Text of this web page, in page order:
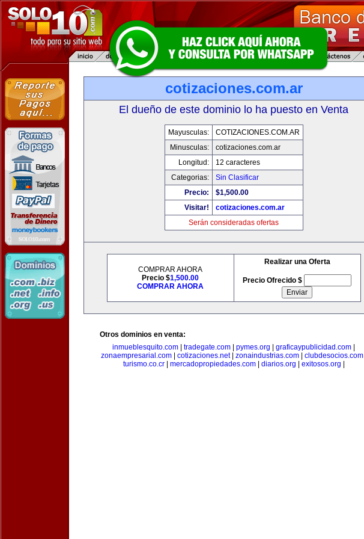
cotizaciones.com.ar
El dueño de este dominio lo ha puesto en Venta
Mayusculas:
COTIZACIONES.COM.AR
Minusculas:
cotizaciones.com.ar
Longitud:
12 caracteres
Categorias:
Sin Clasificar
Precio:
$1,500.00
Visitar!
cotizaciones.com.ar
Serán consideradas ofertas
COMPRAR AHORA
Precio $1,500.00
COMPRAR AHORA
Realizar una Oferta
Precio Ofrecido $
Otros dominios en venta:
inmueblesquito.com
tradegate.com pymes.org graficaypublicidad.com
zonaempresarial.com| cotizaciones.net| zonaindustrias.com| clubdesocios.com|
turismo.co.cr| mercadopropiedades.com| diarios.org exitosos.org